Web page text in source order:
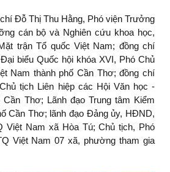
Đỗ Thị Thu Hằng, Phó viện Trưởng
cán bộ và Nghiên cứu khoa học,
trận Tổ quốc Việt Nam; đồng chí
biểu Quốc hội khóa XVI, Phó Chủ
Nam thành phố Cần Thơ; đồng chí
tịch Liên hiệp các Hội Văn học -
Cần Thơ; Lãnh đạo Trung tâm Kiểm
Cần Thơ; lãnh đạo Đảng ủy, HĐND,
Việt Nam xã Hòa Tú; Chủ tịch, Phó
Việt Nam 07 xã, phường tham gia